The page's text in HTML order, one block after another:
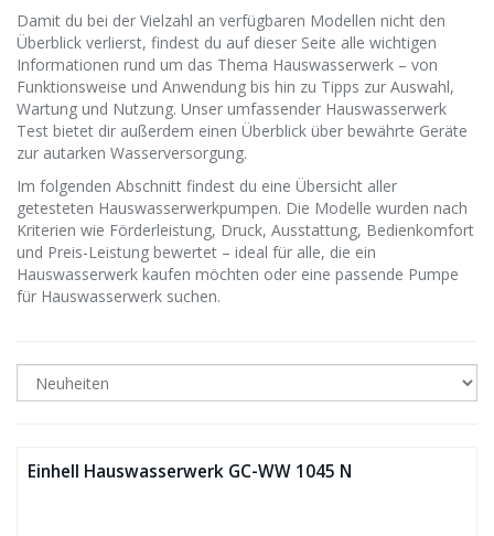
Damit du bei der Vielzahl an verfügbaren Modellen nicht den
Überblick verlierst, findest du auf dieser Seite alle wichtigen
Informationen rund um das Thema Hauswasserwerk – von
Funktionsweise und Anwendung bis hin zu Tipps zur Auswahl,
Wartung und Nutzung. Unser umfassender Hauswasserwerk
Test bietet dir außerdem einen Überblick über bewährte Geräte
zur autarken Wasserversorgung.
Im folgenden Abschnitt findest du eine Übersicht aller
getesteten Hauswasserwerkpumpen. Die Modelle wurden nach
Kriterien wie Förderleistung, Druck, Ausstattung, Bedienkomfort
und Preis-Leistung bewertet – ideal für alle, die ein
Hauswasserwerk kaufen möchten oder eine passende Pumpe
für Hauswasserwerk suchen.
Einhell Hauswasserwerk GC-WW 1045 N